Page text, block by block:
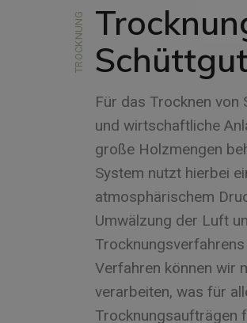
TROCKNUNG Schüttgut
Für das Trocknen von
und wirtschaftliche
große Holzmengen
System nutzt hierbei
atmosphärischem
Umwälzung der Luft
Verfahren können wir
verarbeiten, was für
Trocknungsaufträgen